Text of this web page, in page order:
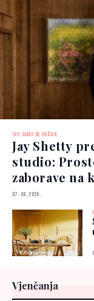
SVE SAMO NE OBIČAN
Jay Shetty
studio:
zaborave na
07. 08. 2026.
Vjenčanja